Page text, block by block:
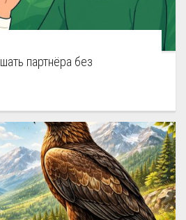
партнёра без